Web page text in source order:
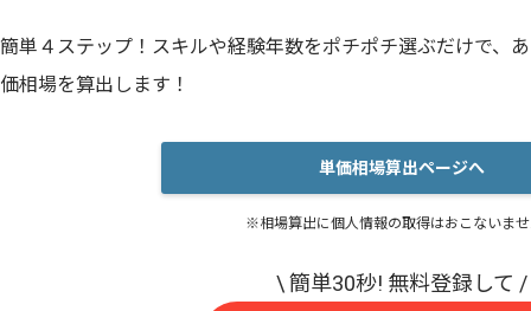
簡単４ステップ！スキルや経験年数をポチポチ選ぶだけで、
価相場を算出します！
単価相場算出ページへ
※相場算出に個人情報の取得はおこないま